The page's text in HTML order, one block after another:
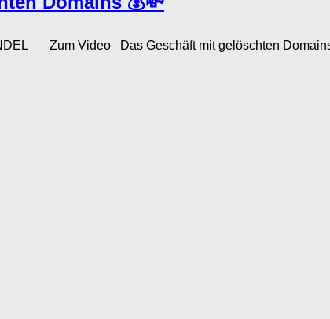
Zum Video Das Geschäft mit gelöschten